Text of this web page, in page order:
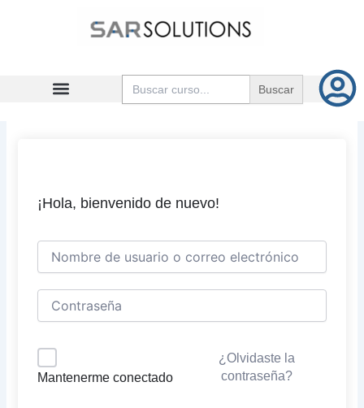
Buscar:
¡Hola, bienvenido de nuevo!
Mantenerme conectado
¿Olvidaste la
contraseña?